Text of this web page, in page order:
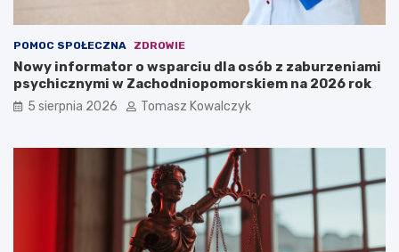
POMOC SPOŁECZNA ZDROWIE
Nowy informator o wsparciu dla osób z zaburzeniami
psychicznymi w Zachodniopomorskiem na 2026 rok
5 sierpnia 2026 Tomasz Kowalczyk